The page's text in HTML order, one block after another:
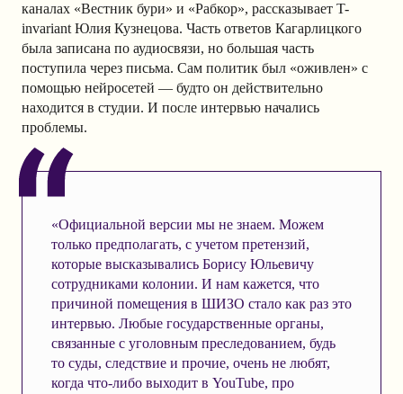
каналах «Вестник бури» и «Рабкор», рассказывает T-
invariant Юлия Кузнецова. Часть ответов Кагарлицкого
была записана по аудиосвязи, но большая часть
поступила через письма. Сам политик был «оживлен» с
помощью нейросетей — будто он действительно
находится в студии. И после интервью начались
проблемы.
«Официальной версии мы не знаем. Можем
только предполагать, с учетом претензий,
которые высказывались Борису Юльевичу
сотрудниками колонии. И нам кажется, что
причиной помещения в ШИЗО стало как раз это
интервью. Любые государственные органы,
связанные с уголовным преследованием, будь
то суды, следствие и прочие, очень не любят,
когда что-либо выходит в YouTube, про